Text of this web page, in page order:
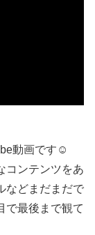
動画です☺︎
コンテンツをあ
などまだまだで
で最後まで観て